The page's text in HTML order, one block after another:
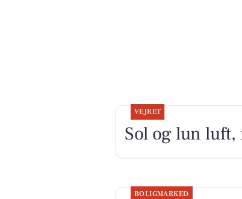
VEJRET
Sol og lun
BOLIGMARKED